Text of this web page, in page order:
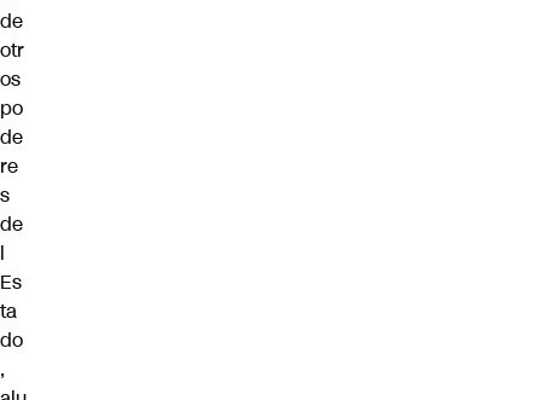
de
otr
os
po
de
re
s
de
l
Es
ta
do
,